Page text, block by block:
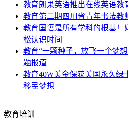
教育朗果英语推出在线英语教
教育第二期四川省青年书法教
教育 国语是所有学科的根基！
松认识时间
教育“一颗种子，放飞一个梦
题报道
教育40W美金保获美国永久绿
移民梦想
教育培训